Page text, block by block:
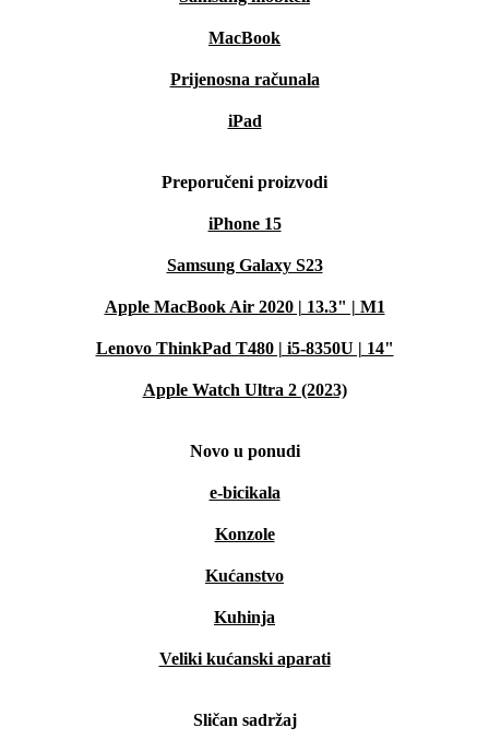
MacBook
Prijenosna računala
iPad
Preporučeni proizvodi
iPhone 15
Samsung Galaxy S23
Apple MacBook Air 2020 | 13.3" | M1
Lenovo ThinkPad T480 | i5-8350U | 14"
Apple Watch Ultra 2 (2023)
Novo u ponudi
e-bicikala
Konzole
Kućanstvo
Kuhinja
Veliki kućanski aparati
Sličan sadržaj